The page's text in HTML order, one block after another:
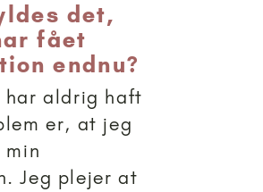
det,
fået
endnu?
har aldrig haft
er, at jeg
min
Jeg plejer at